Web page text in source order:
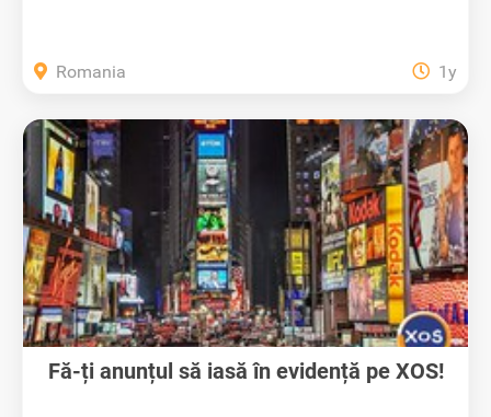
Romania 1y
Fă-ți anunțul să iasă în evidență pe XOS!